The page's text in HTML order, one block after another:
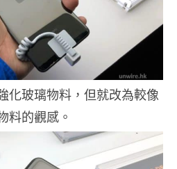
化玻璃物料，但就改為較像
料的觀感。